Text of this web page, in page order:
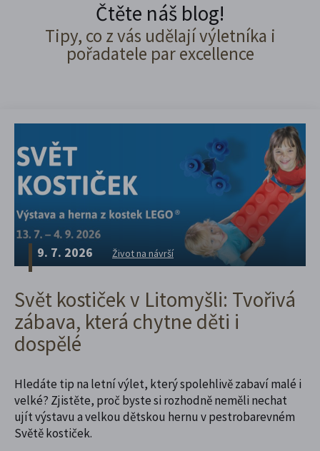
Čtěte náš blog!
Tipy, co z vás udělají výletníka i
pořadatele par excellence
9. 7. 2026 Život na návrší
Svět kostiček v Litomyšli: Tvořivá
zábava, která chytne děti i
dospělé
Hledáte tip na letní výlet, který spolehlivě zabaví malé i
velké? Zjistěte, proč byste si rozhodně neměli nechat
ujít výstavu a velkou dětskou hernu v pestrobarevném
Světě kostiček.